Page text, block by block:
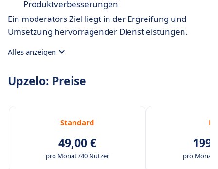
Produktverbesserungen
Ein moderators Ziel liegt in der Ergreifung und
Umsetzung hervorragender Dienstleistungen.
Alles anzeigen
Upzelo: Preise
Standard
49,00 €
pro Monat /40 Nutzer pro Monat